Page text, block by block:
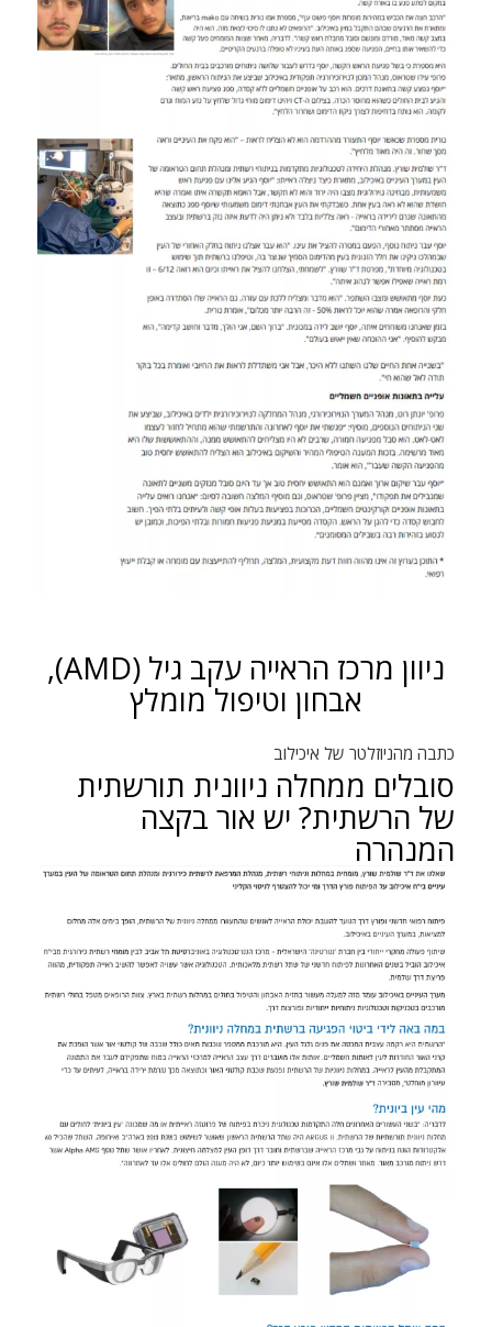
ניוון מרכז הראייה עקב גיל (AMD),
אבחון וטיפול מומלץ
כתבה מהניוזלטר של איכילוב
סובלים ממחלה ניוונית תורשתית
של הרשתית? יש אור בקצה
המנהרה